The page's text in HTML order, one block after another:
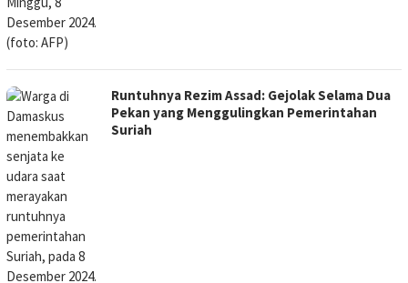
Runtuhnya Rezim Assad: Gejolak Selama Dua
Pekan yang Menggulingkan Pemerintahan
Suriah